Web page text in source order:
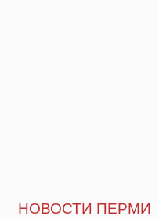
НОВОСТИ ПЕРМИ